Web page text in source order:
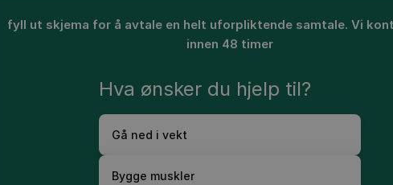
fyll ut skjema for å avtale en helt uforpliktende samtale. Vi
innen 48 timer
Hva ønsker du hjelp til?
Gå ned i vekt
Bygge muskler